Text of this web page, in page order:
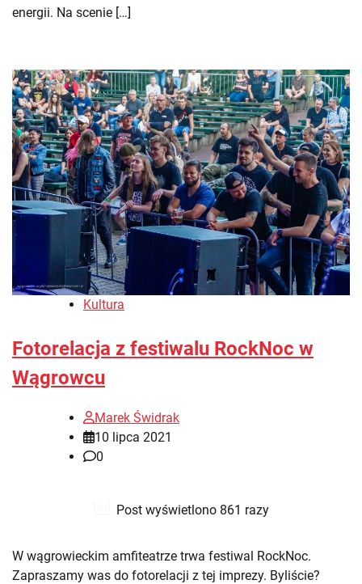
energii. Na scenie […]
Kultura
Fotorelacja z festiwalu RockNoc w
Wągrowcu
Marek Świdrak
10 lipca 2021
0
Post wyświetlono 861 razy
W wągrowieckim amfiteatrze trwa festiwal RockNoc.
Zapraszamy was do fotorelacji z tej imprezy. Byliście?